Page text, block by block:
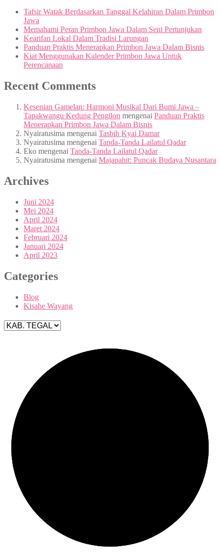
Tafsir Watak Berdasarkan Tanggal Kelahiran Dalam Primbon
Jawa
Memahami Peran Primbon Jawa Dalam Seni Pertunjukan
Kearifan Lokal Dalam Tradisi Larungan
Panduan Praktis Menerapkan Primbon Jawa Dalam Bisnis
Kiat Menggunakan Kalender Primbon Jawa Untuk
Perencanaan
Recent Comments
Kesenian Gamelan: Harmoni Musikal Dari Bumi Jawa –
Tapakwangu Kedung Pengilon mengenai Panduan Praktis
Menerapkan Primbon Jawa Dalam Bisnis
Nyairatusima mengenai Tasbih Kyai Damar
Nyairatusima mengenai Tanda-Tanda Lailatul Qadar
Eko mengenai Tanda-Tanda Lailatul Qadar
Nyairatusima mengenai Majapahit: Puncak Budaya Nusantara
Archives
Juni 2024
Mei 2024
April 2024
Maret 2024
Februari 2024
Januari 2024
April 2023
Categories
Blog
Kisahe Wayang